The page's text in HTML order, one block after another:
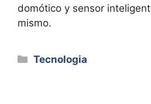
domótico y sensor
mismo.
Categorías
Tecnologia